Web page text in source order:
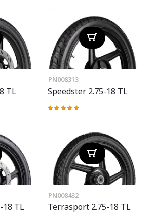
TL
PN008313
Speedster 2.75-18 TL
Valoración:
18 TL
PN008432
Terrasport 2.75-18 TL